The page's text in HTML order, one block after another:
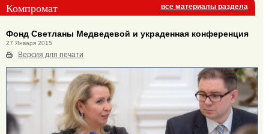
Компромат все материалы раздела
Фонд Светланы Медведевой и украденная конференция
27 Января 2015
Версия для печати